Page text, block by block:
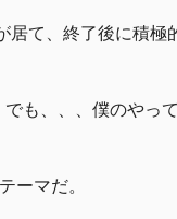
て、終了後に積
も、、、僕のや
ーマだ。